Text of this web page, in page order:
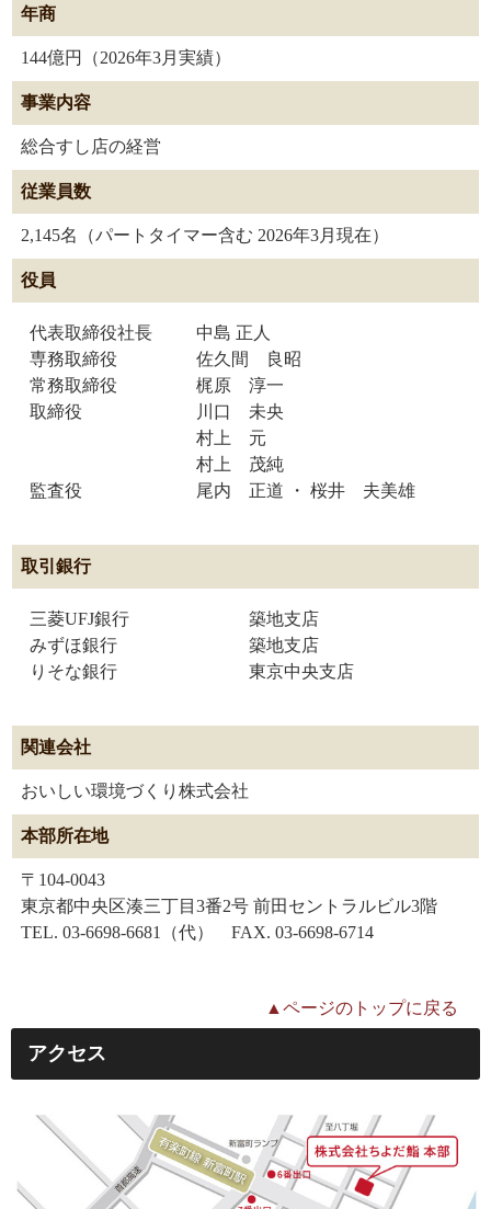
年商
144億円（2026年3月実績）
事業内容
総合すし店の経営
従業員数
2,145名（パートタイマー含む 2026年3月現在）
役員
代表取締役社長
専務取締役
常務取締役
取締役
監査役
中島 正人
佐久間 良昭
梶原 淳一
川口 未央
村上 元
村上 茂純
尾内 正道 ・ 桜井 夫美雄
取引銀行
三菱UFJ銀行
みずほ銀行
りそな銀行
築地支店
築地支店
東京中央支店
関連会社
おいしい環境づくり株式会社
本部所在地
〒104-0043
東京都中央区湊三丁目3番2号 前田セントラルビル3階
TEL. 03-6698-6681（代） FAX. 03-6698-6714
▲ページのトップに戻る
アクセス